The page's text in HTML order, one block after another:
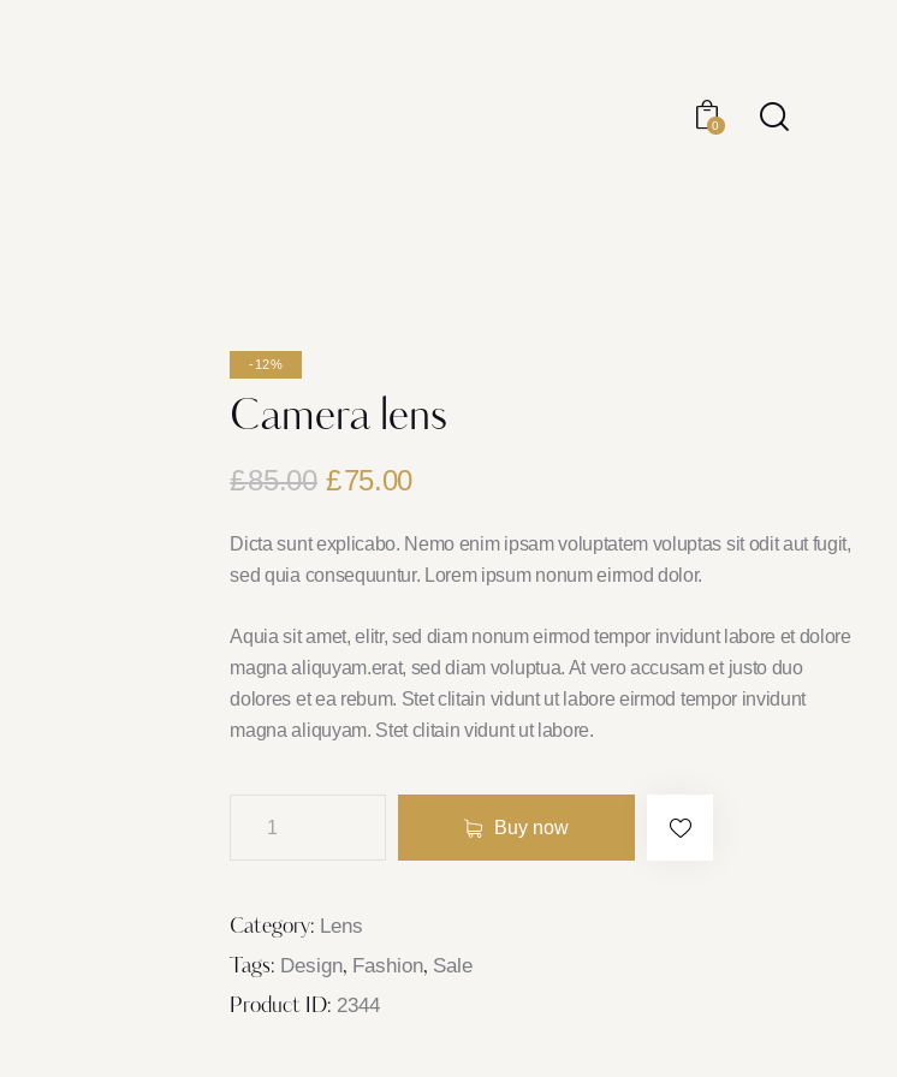
0
-12%
Camera lens
£85.00 £75.00
Dicta sunt explicabo. Nemo enim ipsam voluptatem voluptas sit odit aut fugit,
sed quia consequuntur. Lorem ipsum nonum eirmod dolor.
Aquia sit amet, elitr, sed diam nonum eirmod tempor invidunt labore et dolore
magna aliquyam.erat, sed diam voluptua. At vero accusam et justo duo
dolores et ea rebum. Stet clitain vidunt ut labore eirmod tempor invidunt
magna aliquyam. Stet clitain vidunt ut labore.
Buy now
Category: Lens
Tags: Design, Fashion, Sale
Product ID: 2344